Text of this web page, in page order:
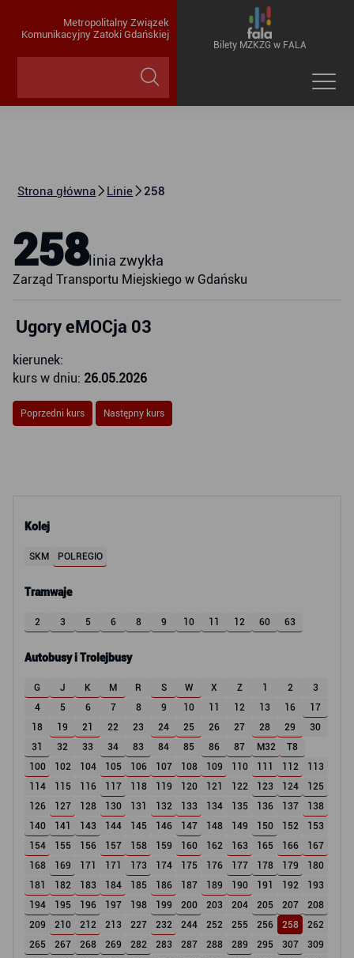
Metropolitalny Związek
Komunikacyjny Zatoki Gdańskiej
Bilety MZKZG w FALA
Strona główna Linie 258
Kolej
SKM POLREGIO
Tramwaje
2 3 5 6 8 9 10 11 12 60 63
Autobusy i Trolejbusy
G J K M R S W X Z 1 2
3
4
5 6 7 8 9 10 11 12 13 16
17
18
19 21 22 23 24 25 26 27 28 29
30
31
32 33 34 83 84 85 86 87 M32
T8
100
102 104 105 106 107 108 109 110 111 112
113
114
115 116 117 118 119 120 121 122 123 124
125
126
127 128 130 131 132 133 134 135 136 137
138
140
141 143 144 145 146 147 148 149 150 152
153
154
155 156 157 158 159 160 162 163 165 166
167
168
169 171 171 173 174 175 176 177 178 179
180
181
182 183 184 185 186 187 189 190 191 192
193
194
195 196 197 198 199 200 203 204 205 207
208
209
210 212 213 227 232 244 252 255 256 258
262
265
267 268 269 282 283 287 288 289 295 307
309
258linia zwykła
Zarząd Transportu Miejskiego w Gdańsku
Ugory eMOCja 03
kierunek:
kurs w dniu: 26.05.2026
Poprzedni kurs Następny kurs